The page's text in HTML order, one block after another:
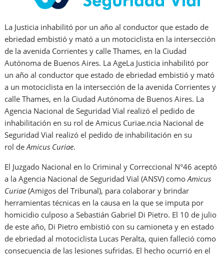
La Justicia inhabilitó por un año al conductor que estado de
ebriedad embistió y mató a un motociclista en la intersección
de la avenida Corrientes y calle Thames, en la Ciudad
Autónoma de Buenos Aires. La AgeLa Justicia inhabilitó por
un año al conductor que estado de ebriedad embistió y mató
a un motociclista en la intersección de la avenida Corrientes y
calle Thames, en la Ciudad Autónoma de Buenos Aires. La
Agencia Nacional de Seguridad Vial realizó el pedido de
inhabilitación en su rol de Amicus Curiae.ncia Nacional de
Seguridad Vial realizó el pedido de inhabilitación en su
rol deAmicus Curiae.
El Juzgado Nacional en lo Criminal y Correccional N°46 aceptó
a la Agencia Nacional de Seguridad Vial (ANSV) como Amicus
Curiae (Amigos del Tribunal), para colaborar y brindar
herramientas técnicas en la causa en la que se imputa por
homicidio culposo a Sebastián Gabriel Di Pietro. El 10 de julio
de este año, Di Pietro embistió con su camioneta y en estado
de ebriedad al motociclista Lucas Peralta, quien falleció como
consecuencia de las lesiones sufridas. El hecho ocurrió en el